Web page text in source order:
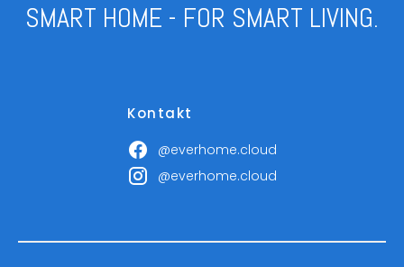
SMART HOME - FOR SMART LIVING.
Kontakt
@everhome.cloud
@everhome.cloud